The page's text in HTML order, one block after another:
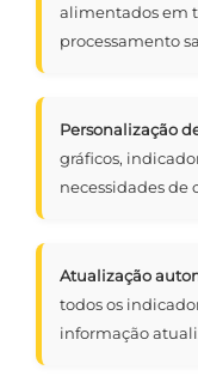
alimentados em
processamento
Personalização
gráficos,
necessidades de
Atualização
todos os
informação